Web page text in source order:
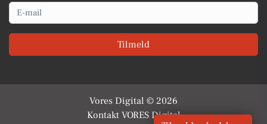
Email
Tilmeld
Vores Digital © 2026
Kontakt VORES Digital